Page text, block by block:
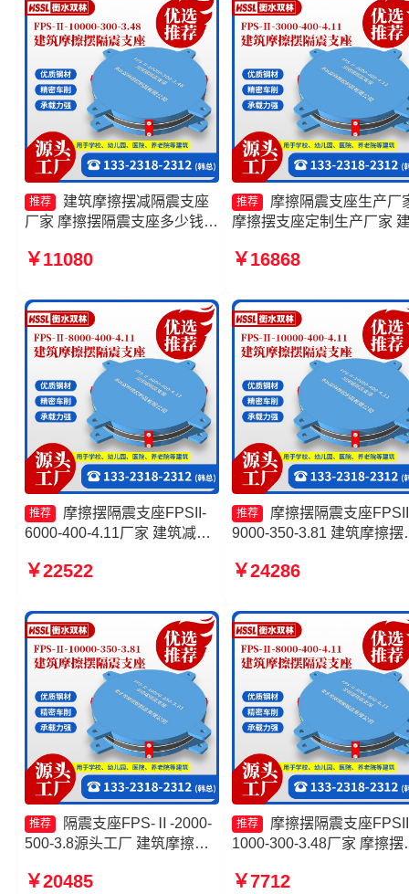
推荐
建筑摩擦摆减隔震支座
厂家 摩擦摆隔震支座多少钱
350-3.81厂家 摩擦支座生产厂
￥11080
推荐
摩擦隔震支座生产厂
摩擦摆支座定制生产厂家
震支座FJZQZ9000GD生产
￥16868
推荐
摩擦摆隔震支座FPSII-
6000-400-4.11厂家 建筑减隔
隔震支座FPSII-4000-400-
FPSII-8000-300-3.48
￥22522
推荐
摩擦摆隔震支座
9000-350-3.81 建筑摩擦摆
座FPSII-1000-400-4.11源
3000-400-4.11生产厂家
￥24286
推荐
隔震支座FPS-Ⅱ-2000-
500-3.8源头工厂 建筑摩擦摆
支座厂家 摩擦摆隔震支座
￥20485
推荐
摩擦摆隔震支座
1000-300-3.48厂家 摩擦摆
摩擦摆隔震支座FPSII-
￥7712